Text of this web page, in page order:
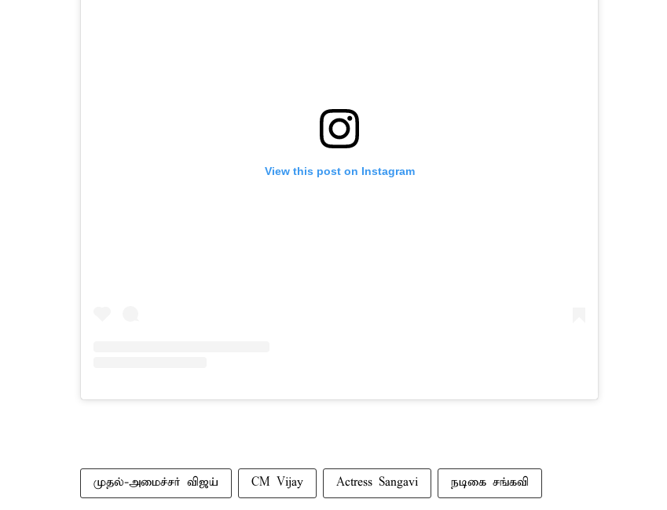
View this post on Instagram
முதல்-அமைச்சர் விஜய் CM Vijay Actress Sangavi நடிகை சங்கவி